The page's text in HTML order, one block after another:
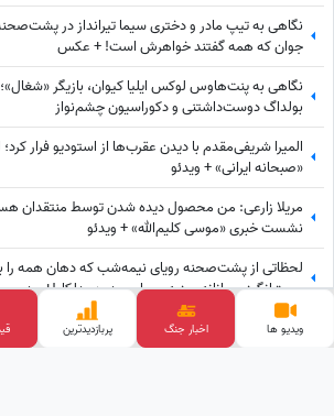
نگاهی به تیپ مادر و دختری سیما تیرانداز در
جوان که همه گفتند خواهرش است! + عکس
نگاهی به پنت‌هاوس لوکس ایلیا کیوان، بازیگر
بولداگ دوست‌داشتنی و دکوراسیون چشم‌نواز
المیرا شریفی‌مقدم با دیدن عقرب‌ها از استودیو فرار
«صبحانه ایرانی» + ویدئو
مریلا زارعی: من محصول دیده شدن توسط منتقدان
نشست خبری «موسی کلیم‌الله» + ویدئو
لحظاتی از پشت‌صحنه رویای نیمه‌شب که دهان همه را
حیرت‌انگیز و جانانه روزبه حصاری بدون بدلکار!+ویدیو
نگاهی به تیپ و استایل هنرمندان حاضر در مراسم
رنگی و سفید به سفارش همسر آن مرحوم/ محسن
ویدیو ها اخبار جنگ پربازدید‌ترین